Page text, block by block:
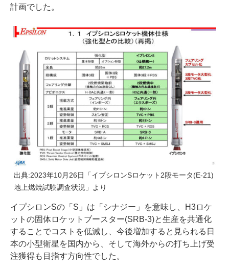
計画でした。
出典:2023年10月26日「イプシロンSロケット2段モータ(E-21)
地上燃焼試験調査状況」より
イプシロンSの「S」は「シナジー」を意味し、H3ロケ
ットの固体ロケットブースター(SRB-3)と生産を共通化
することでコストを低減し、今後増加すると見られる日
本の小型衛星を国内から、そして海外からの打ち上げ受
注獲得も目指す方向性でした。